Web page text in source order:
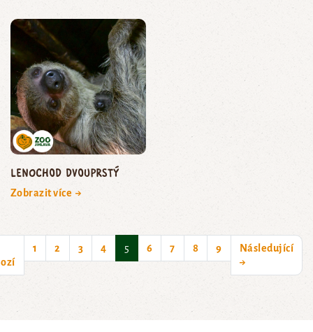
lenochod dvouprstý
Zobrazit více →
1 2 3 4 5(current)
6 7 8 9
Následující
→